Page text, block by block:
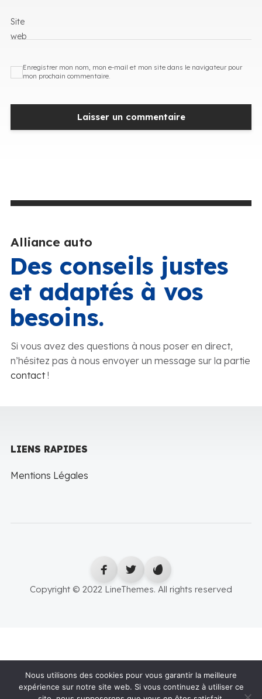
Site
web
Enregistrer mon nom, mon e-mail et mon site dans le navigateur pour
mon prochain commentaire.
Alliance auto
Des conseils justes
et adaptés à vos
besoins.
Si vous avez des questions à nous poser en direct,
n’hésitez pas à nous envoyer un message sur la partie
contact!
LIENS RAPIDES
Mentions Légales
Copyright © 2022 LineThemes. All rights reserved
Nous utilisons des cookies pour vous garantir la meilleure
expérience sur notre site web. Si vous continuez à utiliser ce